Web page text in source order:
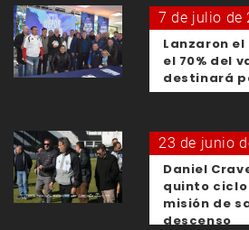
7 de julio de
Lanzaron el
el 70% del
destinará
23 de junio
Daniel
quinto ciclo
misión de
descenso